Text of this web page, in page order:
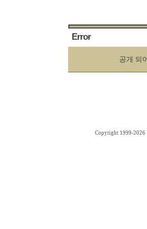
Error
공개 되
Copyright 1999-2026